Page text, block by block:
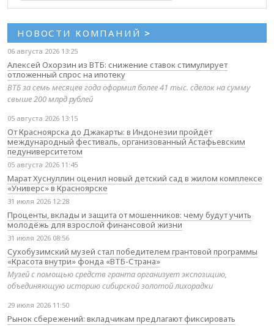
НОВОСТИ КОМПАНИЙ >
06 августа 2026 13:25
Алексей Охорзин из ВТБ: снижение ставок стимулирует
отложенный спрос на ипотеку
ВТБ за семь месяцев года оформил более 41 тыс. сделок на сумму
свыше 200 млрд рублей
05 августа 2026 13:15
От Красноярска до Джакарты: в Индонезии пройдёт
международный фестиваль, организованный Астафьевским
педуниверситетом
05 августа 2026 11:45
Марат Хуснуллин оценил новый детский сад в жилом комплексе
«Универс» в Красноярске
31 июля 2026 12:28
Проценты, вклады и защита от мошенников: чему будут учить
молодёжь для взрослой финансовой жизни
31 июля 2026 08:56
Сухобузимский музей стал победителем грантовой программы
«Красота внутри» фонда «ВТБ-Страна»
Музей с помощью средств гранта организует экспозицию,
объединяющую историю сибирской золотой лихорадки
29 июля 2026 11:50
Рынок сбережений: вкладчикам предлагают фиксировать